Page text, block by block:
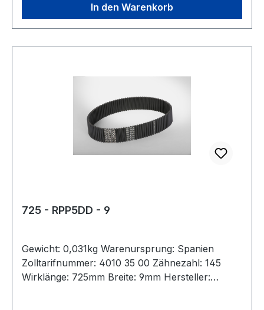
In den Warenkorb
725 - RPP5DD - 9
Gewicht: 0,031kg Warenursprung: Spanien
Zolltarifnummer: 4010 35 00 Zähnezahl: 145
Wirklänge: 725mm Breite: 9mm Hersteller: